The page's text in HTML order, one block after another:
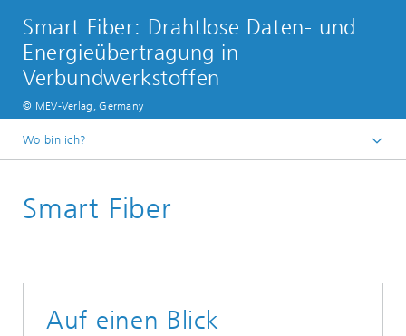
Smart Fiber: Drahtlose Daten- und
Energieübertragung in
Verbundwerkstoffen
© MEV-Verlag, Germany
Wo bin ich?
Forschungsbereiche
Anwendungen und Projekte
Smart Fiber
Auf einen Blick